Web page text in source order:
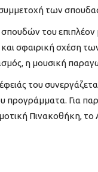
των
σπουδών του
σφαιρική σχέση
η μουσική
του
προγράμματα. Για
Πινακοθήκη,